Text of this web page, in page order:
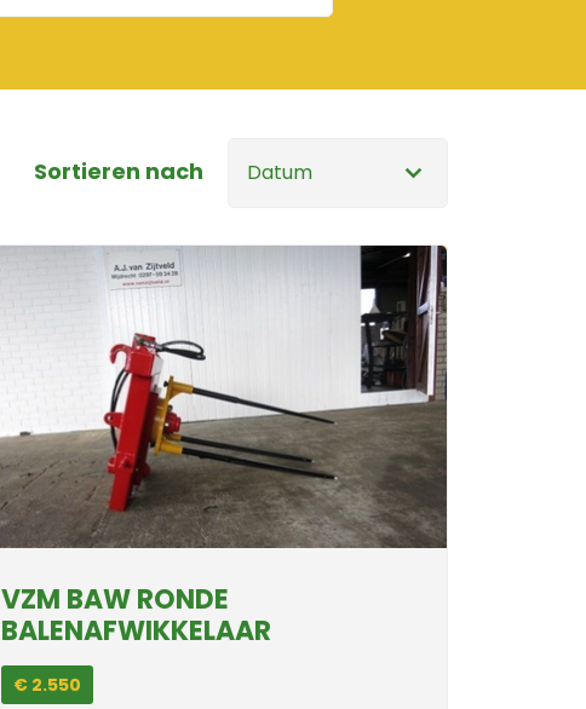
Sortieren nach
VZM BAW RONDE
BALENAFWIKKELAAR
€ 2.550